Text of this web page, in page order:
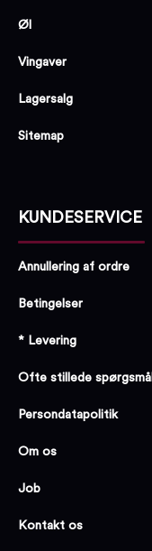
Øl
Vingaver
Lagersalg
Sitemap
KUNDESERVICE
Annullering af ordre
Betingelser
* Levering
Ofte stillede spørgsmål
Persondatapolitik
Om os
Job
Kontakt os